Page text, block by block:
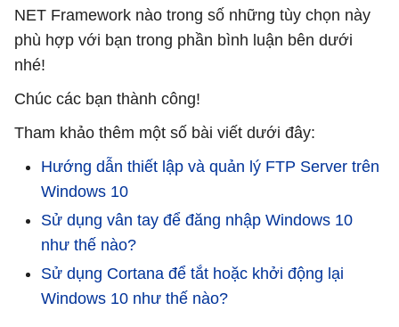
NET Framework nào trong số những tùy chọn này
phù hợp với bạn trong phần bình luận bên dưới
nhé!
Chúc các bạn thành công!
Tham khảo thêm một số bài viết dưới đây:
Hướng dẫn thiết lập và quản lý FTP Server trên
Windows 10
Sử dụng vân tay để đăng nhập Windows 10
như thế nào?
Sử dụng Cortana để tắt hoặc khởi động lại
Windows 10 như thế nào?